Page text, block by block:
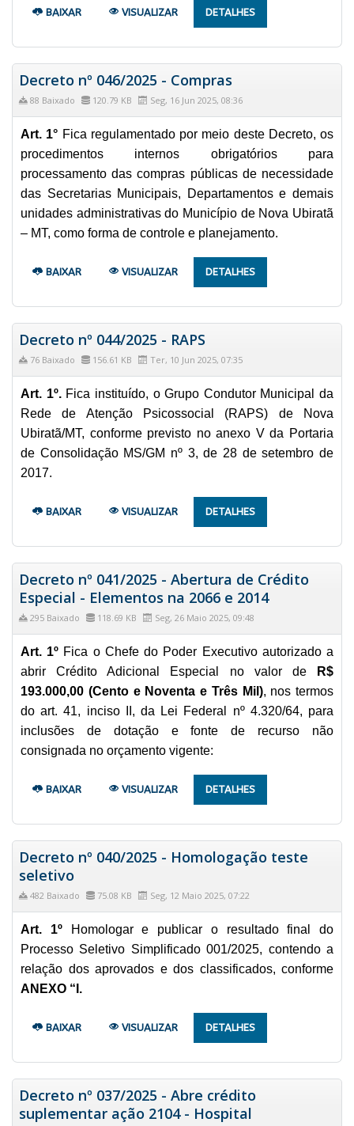
BAIXAR VISUALIZAR DETALHES
Decreto nº 046/2025 - Compras
88 Baixado 120.79 KB Seg, 16 Jun 2025, 08:36
Art. 1° Fica regulamentado por meio deste Decreto, os
procedimentos internos obrigatórios para
processamento das compras públicas de necessidade
das Secretarias Municipais, Departamentos e demais
unidades administrativas do Município de Nova Ubiratã
– MT, como forma de controle e planejamento.
BAIXAR VISUALIZAR DETALHES
Decreto nº 044/2025 - RAPS
76 Baixado 156.61 KB Ter, 10 Jun 2025, 07:35
Art. 1º.Fica instituído, o Grupo Condutor Municipal da
Rede de Atenção Psicossocial (RAPS) de Nova
Ubiratã/MT, conforme previsto no anexo V da Portaria
de Consolidação MS/GM nº 3, de 28 de setembro de
2017.
BAIXAR VISUALIZAR DETALHES
Decreto nº 041/2025 - Abertura de Crédito
Especial - Elementos na 2066 e 2014
295 Baixado 118.69 KB Seg, 26 Maio 2025, 09:48
Art. 1º Fica o Chefe do Poder Executivo autorizado a
abrir Crédito Adicional Especial no valor de
R$
193.000,00 (Cento e Noventa e Três Mil), nos termos
do art. 41, inciso II, da Lei Federal nº 4.320/64, para
inclusões de dotação e fonte de recurso não
consignada no orçamento vigente:
BAIXAR VISUALIZAR DETALHES
Decreto nº 040/2025 - Homologação teste
seletivo
482 Baixado 75.08 KB Seg, 12 Maio 2025, 07:22
Art. 1ºHomologar e publicar o resultado final do
Processo Seletivo Simplificado 001/2025, contendo a
relação dos aprovados e dos classificados, conforme
ANEXO “I.
BAIXAR VISUALIZAR DETALHES
Decreto nº 037/2025 - Abre crédito
suplementar ação 2104 - Hospital